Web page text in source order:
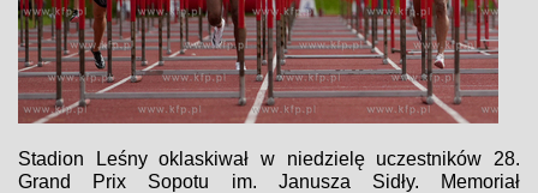
Stadion Leśny oklaskiwał w niedzielę uczestników 28.
Grand Prix Sopotu im. Janusza Sidły. Memoriał